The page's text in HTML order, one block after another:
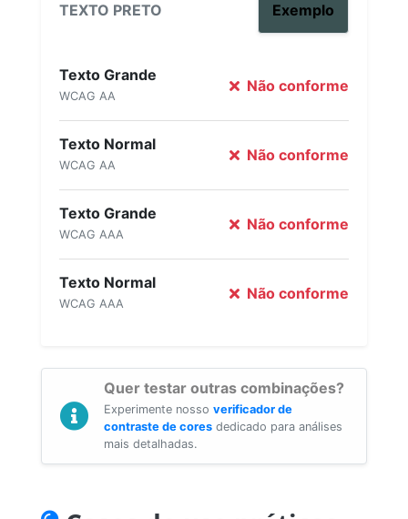
TEXTO PRETO Exemplo
Texto Grande
WCAG AA
Não conforme
Texto Normal
WCAG AA
Não conforme
Texto Grande
WCAG AAA
Não conforme
Texto Normal
WCAG AAA
Não conforme
Quer testar outras combinações?
Experimente nosso verificador de
contraste de cores dedicado para análises
mais detalhadas.